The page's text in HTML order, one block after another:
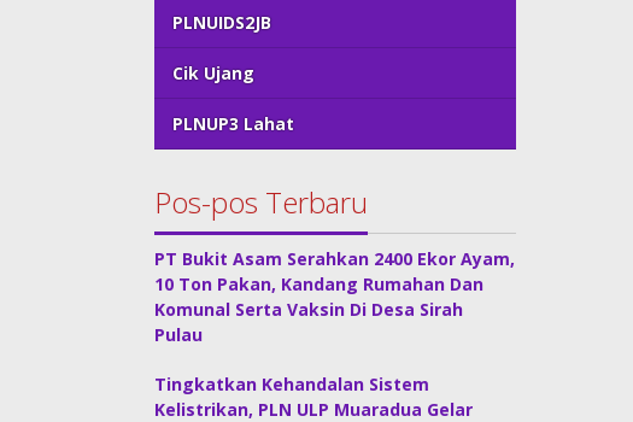
PLNUIDS2JB
Cik Ujang
PLNUP3 Lahat
Pos-pos Terbaru
PT Bukit Asam Serahkan 2400 Ekor Ayam,
10 Ton Pakan, Kandang Rumahan Dan
Komunal Serta Vaksin Di Desa Sirah
Pulau
Tingkatkan Kehandalan Sistem
Kelistrikan, PLN ULP Muaradua Gelar